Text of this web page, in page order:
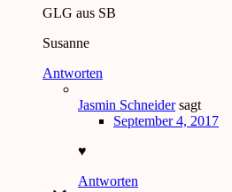
GLG aus SB
Susanne
Antworten
Jasmin Schneider sagt
September 4, 2017
♥
Antworten